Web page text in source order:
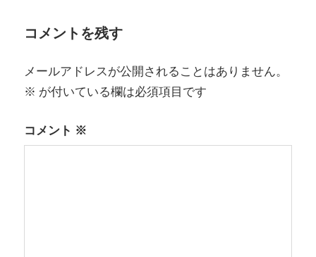
ー
ョ
コメントを残す
メールアドレスが公開されることはありません。
※ が付いている欄は必須項目です
コメント ※